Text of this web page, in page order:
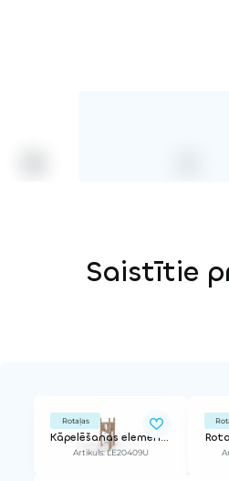
Saistītie
Rotaļas
Kāpelēšanas elements
Artikuls: LE20409U